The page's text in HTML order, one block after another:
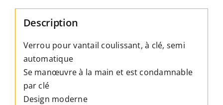
-
4
-
2
Longueurs
Utiles
Description
Verrou pour vantail coulissant, à clé, semi
automatique
Se manœuvre à la main et est condamnable
par clé
Design moderne